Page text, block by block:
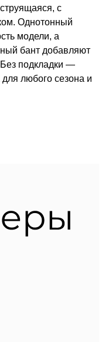
с
Однотонный
модели, а
бант добавляют
Без подкладки —
любого сезона и